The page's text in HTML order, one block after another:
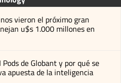
vieron el próximo gran
u$s 1.000 millones en
de Globant y por qué se
apuesta de la inteligencia